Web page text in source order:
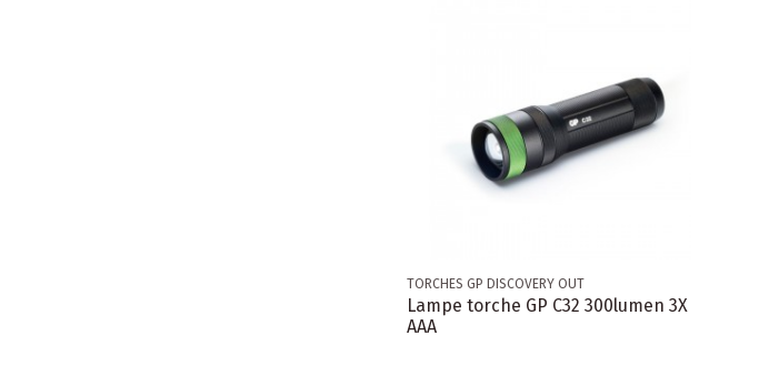
TORCHES GP DISCOVERY OUT
Lampe torche GP C32 300lumen 3X
AAA